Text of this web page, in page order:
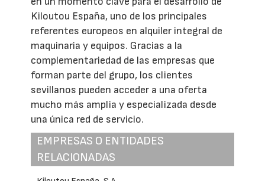
Kiloutou España, uno de los principales
referentes europeos en alquiler integral de
maquinaria y equipos. Gracias a la
complementariedad de las empresas que
forman parte del grupo, los clientes
sevillanos pueden acceder a una oferta
mucho más amplia y especializada desde
una única red de servicio.
EMPRESAS O ENTIDADES
RELACIONADAS